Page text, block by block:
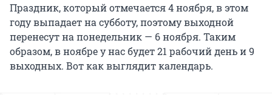
Праздник, который отмечается 4 ноября, в этом
году выпадает на субботу, поэтому выходной
перенесут на понедельник — 6 ноября. Таким
образом, в ноябре у нас будет 21 рабочий день и 9
выходных. Вот как выглядит календарь.